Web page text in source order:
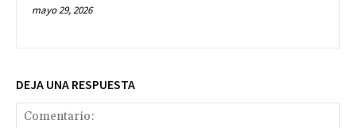
mayo 29, 2026
DEJA UNA RESPUESTA